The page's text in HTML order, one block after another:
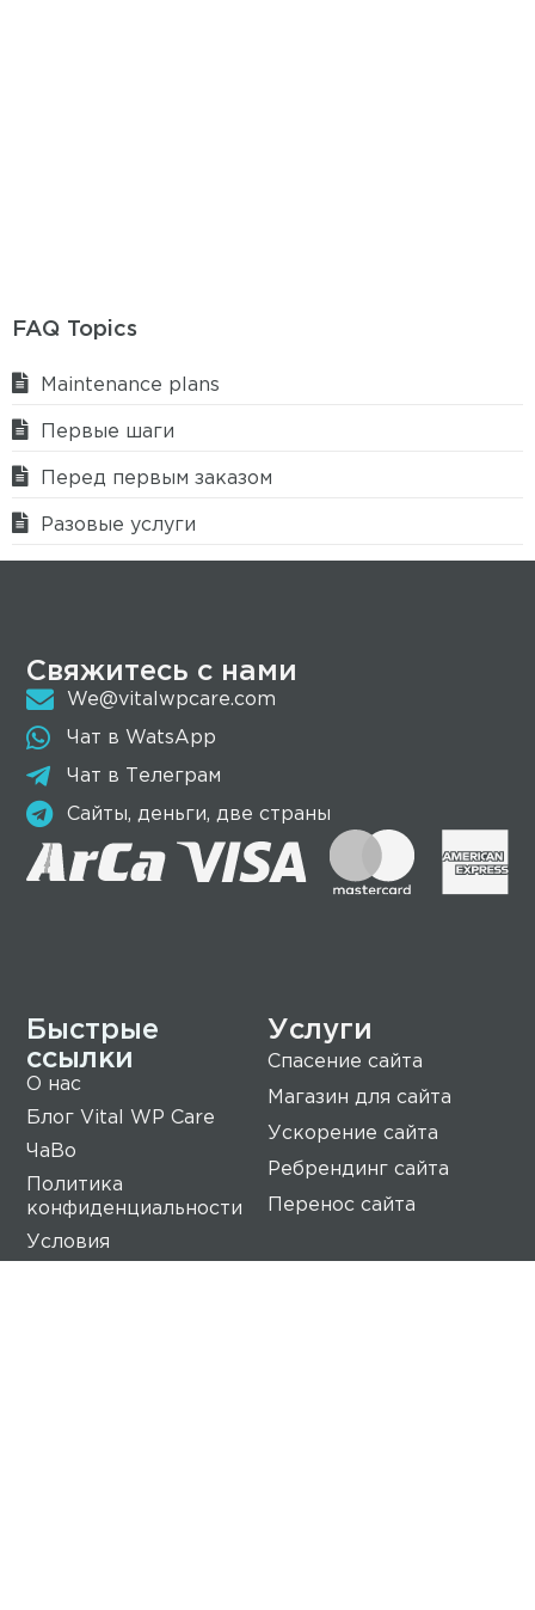
FAQ Topics
Maintenance plans
Первые шаги
Перед первым заказом
Разовые услуги
Услуги
Спасение сайта
Магазин для сайта
Ускорение сайта
Ребрендинг сайта
Перенос сайта
Быстрые
ссылки
О нас
Блог Vital WP Care
ЧаВо
Политика
конфиденциальности
Условия
предоставления услуг
Свяжитесь с нами
We@vitalwpcare.com
Чат в WatsApp
Чат в Телеграм
Сайты, деньги, две страны